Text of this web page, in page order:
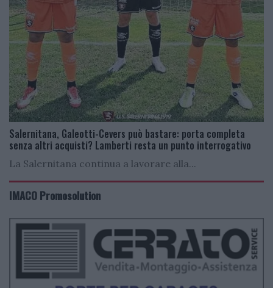
Salernitana, Galeotti-Cevers può bastare: porta completa
senza altri acquisti? Lamberti resta un punto interrogativo
La Salernitana continua a lavorare alla...
IMACO Promosolution